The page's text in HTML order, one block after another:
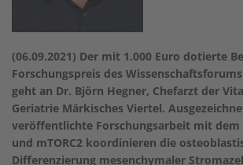
(06.09.2021) Der mit 1.000 Euro dotierte
Forschungspreis des
geht an Dr. Björn Hegner, Chefarzt der
Geriatrie Märkisches Viertel.
veröffentlichte Forschungsarbeit mit dem
und mTORC2 koordinieren die
Differenzierung mesenchymaler